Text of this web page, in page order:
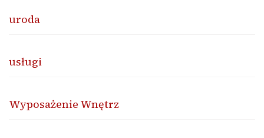
uroda
usługi
Wyposażenie Wnętrz